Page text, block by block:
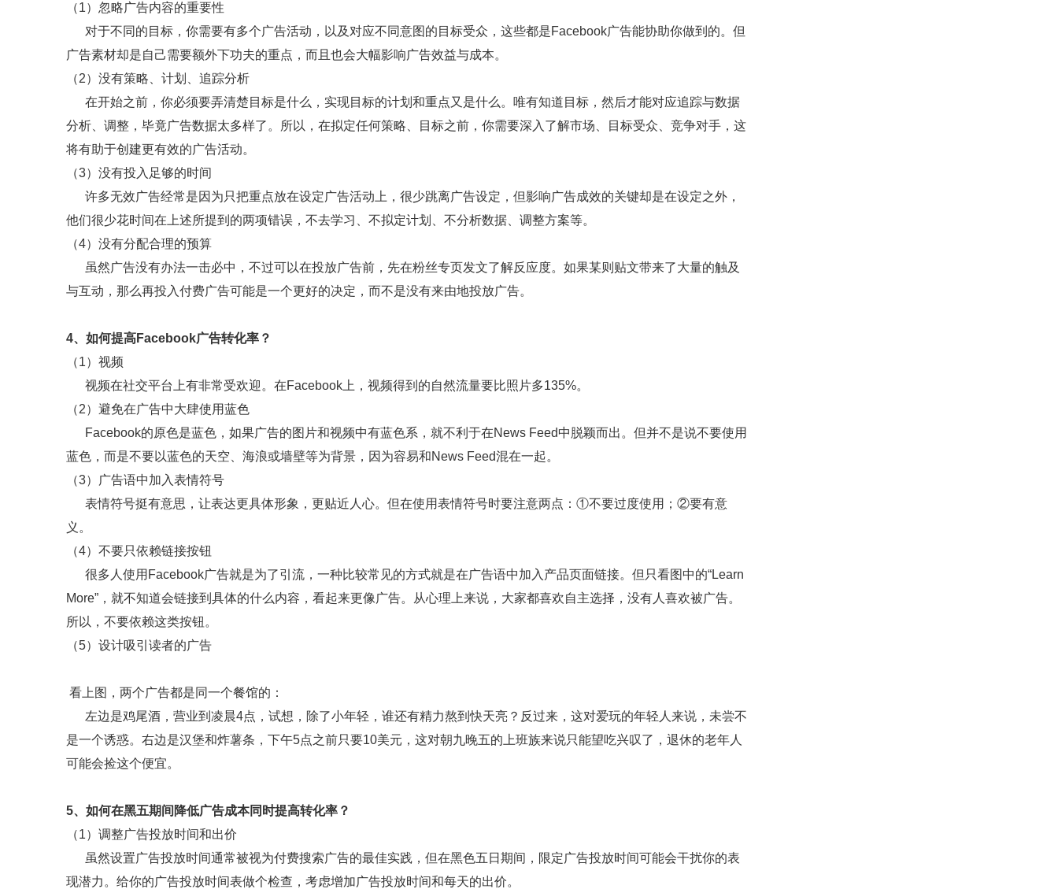
（1）忽略广告内容的重要性
对于不同的目标，你需要有多个广告活动，以及对应不同意图的目标受众，这些都是Facebook广告能协助你做到的。但
广告素材却是自己需要额外下功夫的重点，而且也会大幅影响广告效益与成本。
（2）没有策略、计划、追踪分析
在开始之前，你必须要弄清楚目标是什么，实现目标的计划和重点又是什么。唯有知道目标，然后才能对应追踪与数据
分析、调整，毕竟广告数据太多样了。所以，在拟定任何策略、目标之前，你需要深入了解市场、目标受众、竞争对手，这
将有助于创建更有效的广告活动。
（3）没有投入足够的时间
许多无效广告经常是因为只把重点放在设定广告活动上，很少跳离广告设定，但影响广告成效的关键却是在设定之外，
他们很少花时间在上述所提到的两项错误，不去学习、不拟定计划、不分析数据、调整方案等。
（4）没有分配合理的预算
虽然广告没有办法一击必中，不过可以在投放广告前，先在粉丝专页发文了解反应度。如果某则贴文带来了大量的触及
与互动，那么再投入付费广告可能是一个更好的决定，而不是没有来由地投放广告。
4、如何提高Facebook广告转化率？
（1）视频
视频在社交平台上有非常受欢迎。在Facebook上，视频得到的自然流量要比照片多135%。
（2）避免在广告中大肆使用蓝色
Facebook的原色是蓝色，如果广告的图片和视频中有蓝色系，就不利于在News Feed中脱颖而出。但并不是说不要使用
蓝色，而是不要以蓝色的天空、海浪或墙壁等为背景，因为容易和News Feed混在一起。
（3）广告语中加入表情符号
表情符号挺有意思，让表达更具体形象，更贴近人心。但在使用表情符号时要注意两点：①不要过度使用；②要有意
义。
（4）不要只依赖链接按钮
很多人使用Facebook广告就是为了引流，一种比较常见的方式就是在广告语中加入产品页面链接。但只看图中的“Learn
More”，就不知道会链接到具体的什么内容，看起来更像广告。从心理上来说，大家都喜欢自主选择，没有人喜欢被广告。
所以，不要依赖这类按钮。
（5）设计吸引读者的广告
看上图，两个广告都是同一个餐馆的：
左边是鸡尾酒，营业到凌晨4点，试想，除了小年轻，谁还有精力熬到快天亮？反过来，这对爱玩的年轻人来说，未尝不
是一个诱惑。右边是汉堡和炸薯条，下午5点之前只要10美元，这对朝九晚五的上班族来说只能望吃兴叹了，退休的老年人
可能会捡这个便宜。
5、如何在黑五期间降低广告成本同时提高转化率？
（1）调整广告投放时间和出价
虽然设置广告投放时间通常被视为付费搜索广告的最佳实践，但在黑色五日期间，限定广告投放时间可能会干扰你的表
现潜力。给你的广告投放时间表做个检查，考虑增加广告投放时间和每天的出价。